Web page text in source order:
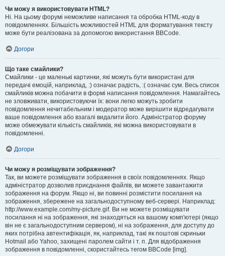
Чи можу я використовувати HTML?
Ні. На цьому форумі неможливе написання та обробка HTML-коду в
повідомленнях. Більшість можливостей HTML для форматування тексту
може бути реалізована за допомогою використання BBCode.
Догори
Що таке смайлики?
Смайлики - це маленькі картинки, які можуть бути використані для
передачі емоцій, наприклад, :) означає радість, :( означає сум. Весь список
смайликів можна побачити в формі написання повідомлення. Намагайтесь
не зловживати, використовуючи їх: вони легко можуть зробити
повідомлення нечитабельним і модератор може вирішити відредагувати
ваше повідомлення або взагалі видалити його. Адміністратор форуму
може обмежувати кількість смайликів, які можна використовувати в
повідомленні.
Догори
Чи можу я розміщувати зображення?
Так, ви можете розміщувати зображення в своїх повідомленнях. Якщо
адміністратор дозволив приєднання файлів, ви можете завантажити
зображення на форум. Якщо ні, ви повинні розмістити посилання на
зображення, збережене на загальнодоступному веб-сервері. Наприклад:
http://www.example.com/my-picture.gif. Ви не можете розміщувати
посилання ні на зображення, які знаходяться на вашому комп'ютері (якщо
він не є загальнодоступним сервером), ні на зображення, для доступу до
яких потрібна автентифікація, як, наприклад, такі як поштові скриньки
Hotmail або Yahoo, захищені паролем сайти і т. п. Для відображення
зображення в повідомленні, скористайтесь тегом BBCode [img].